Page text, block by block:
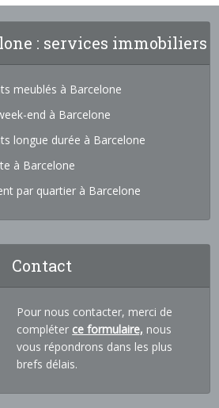
: services immobiliers
meublés à Barcelone
end à Barcelone
longue durée à Barcelone
à Barcelone
par quartier à Barcelone
Contact
Pour nous contacter, merci de
compléter ce formulaire, nous
vous répondrons dans les plus
brefs délais.